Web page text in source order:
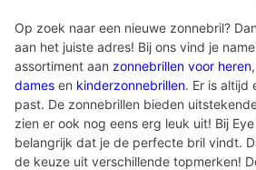
Op zoek naar een nieuwe zonnebril?
aan het juiste adres! Bij ons vind je
assortiment aan zonnebrillen voor heren,
dames en kinderzonnebrillen. Er is altijd
past. De zonnebrillen bieden
zien er ook nog eens erg leuk uit! Bij
belangrijk dat je de perfecte bril vindt.
de keuze uit verschillende topmerken!